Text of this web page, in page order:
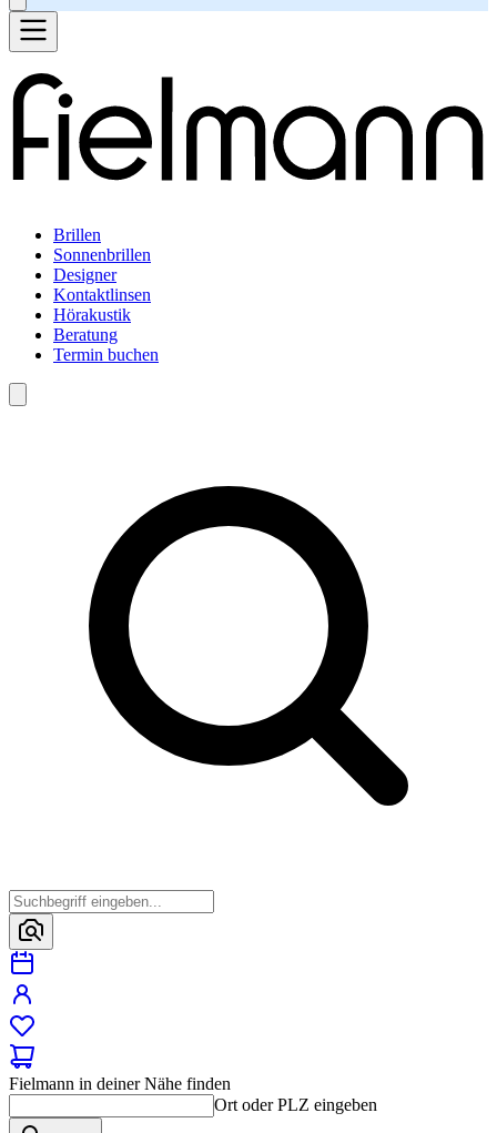
Brillen
Sonnenbrillen
Designer
Kontaktlinsen
Hörakustik
Beratung
Termin buchen
Fielmann in deiner Nähe finden
Ort oder PLZ eingeben